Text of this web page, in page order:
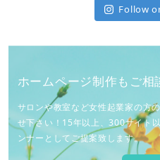
Follow
ホームページ制作もご相
サロンや教室など女性起業家の方
せ下さい！15年以上、300サイト
ンナーとしてご提案致します。